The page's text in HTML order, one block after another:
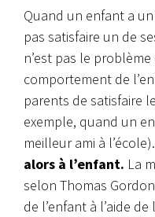
Quand un enfant a
pas satisfaire un de
n’est pas le
comportement de
parents de satisfaire
exemple, quand un
meilleur ami à l’école).
alors à l’enfant. La
selon Thomas
de l’enfant à l’aide de